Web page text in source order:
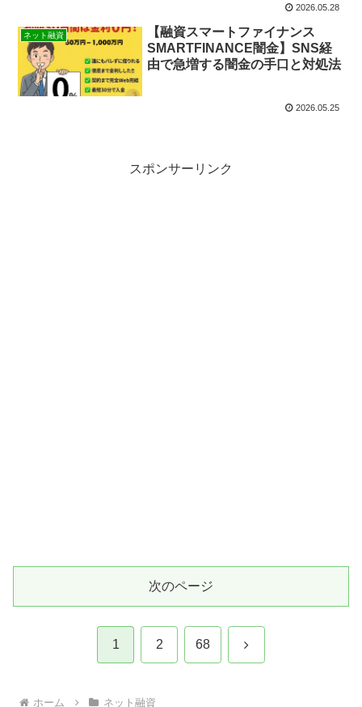
2026.05.28
ネット融資
【融資スマートファイナンス
SMARTFINANCE闇金】SNS経
由で急増する闇金の手口と対処法
2026.05.25
スポンサーリンク
次のページ
1 2 68 次
ホーム ネット融資